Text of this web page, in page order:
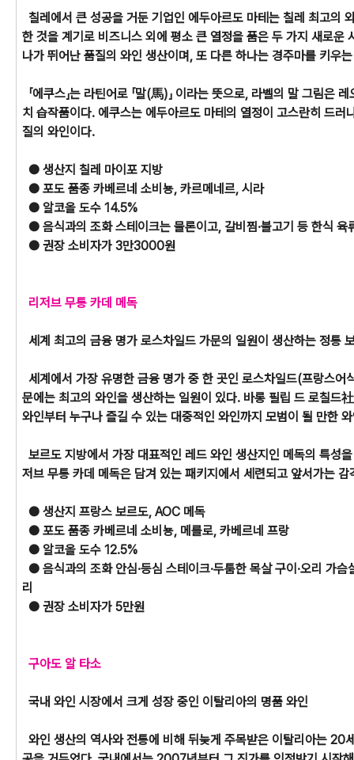
칠레에서 큰 성공을 거둔 기업인 에두아르도 마테는 칠레 최고의
한 것을 계기로 비즈니스 외에 평소 큰 열정을 품은 두 가지 새로운
나가 뛰어난 품질의 와인 생산이며, 또 다른 하나는 경주마를 키우
「에쿠스」는 라틴어로 「말(馬)」 이라는 뜻으로, 라벨의 말 그림은
치 습작품이다. 에쿠스는 에두아르도 마테의 열정이 고스란히 드러
질의 와인이다.
● 생산지 칠레 마이포 지방
● 포도 품종 카베르네 소비뇽, 카르메네르, 시라
● 알코올 도수 14.5%
● 음식과의 조화스테이크는 물론이고, 갈비찜·불고기 등 한식 육
● 권장 소비자가 3만3000원
리저브 무통 카데 메독
세계 최고의 금융 명가 로스차일드 가문의 일원이 생산하는 정통
세계에서 가장 유명한 금융 명가 중 한 곳인 로스차일드(프랑스어
문에는 최고의 와인을 생산하는 일원이 있다. 바롱 필립 드 로칠드
와인부터 누구나 즐길 수 있는 대중적인 와인까지 모범이 될 만한
보르도 지방에서 가장 대표적인 레드 와인 생산지인 메독의 특성
저브 무통 카데 메독은 담겨 있는 패키지에서 세련되고 앞서가는 감
● 생산지 프랑스 보르도, AOC 메독
● 포도 품종 카베르네 소비뇽, 메를로, 카베르네 프랑
● 알코올 도수 12.5%
● 음식과의 조화안심·등심 스테이크·두툼한 목살 구이·오리 가
리
● 권장 소비자가 5만원
구아도 알 타소
국내 와인 시장에서 크게 성장 중인 이탈리아의 명품 와인
와인 생산의 역사와 전통에 비해 뒤늦게 주목받은 이탈리아는 20